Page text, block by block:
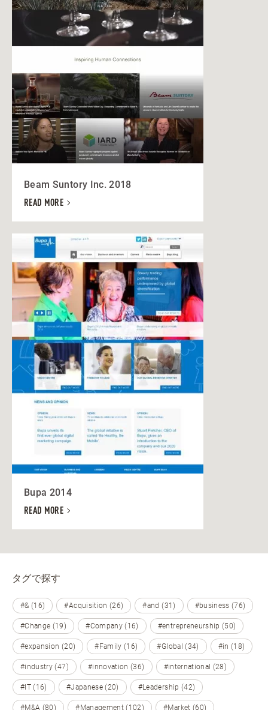
Beam Suntory Inc. 2018
READ MORE
Bupa 2014
READ MORE
タグで探す
#& (16) #Acquisition (26) #and (31) #business (76)
#Change (19) #Company (16) #entrepreneurship (50)
#expansion (20) #Family (16) #Global (34) #in (18)
#industry (47) #innovation (36) #international (28)
#IT (16) #Japanese (20) #Leadership (42)
#M&A (80) #Management (102) #Market (60)